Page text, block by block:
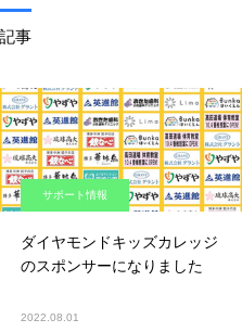
事
サポート情報
ダイヤモンドキッズカレッジ
のスポンサーになりました
2022.08.01